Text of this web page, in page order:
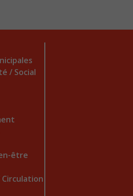
/ Social
être